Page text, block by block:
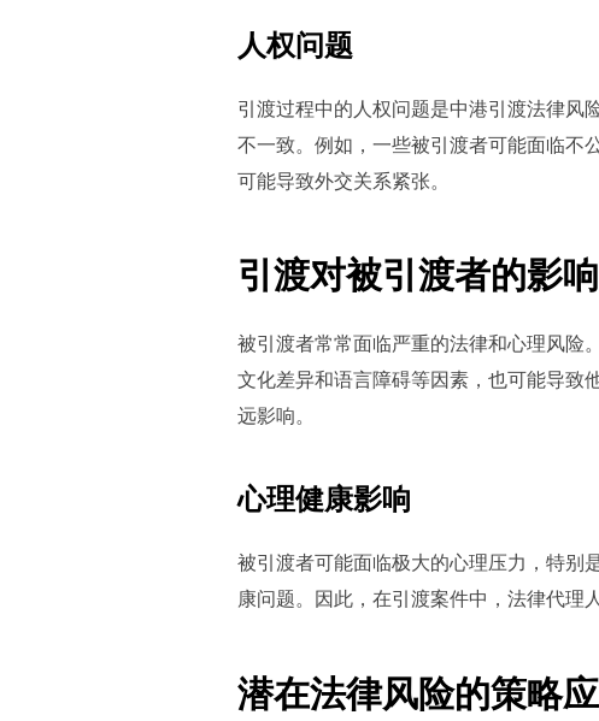
人权问题
引渡过程中的人权问题是中港引渡法律风
不一致。例如，一些被引渡者可能面临不
可能导致外交关系紧张。
引渡对被引渡者的影响
被引渡者常常面临严重的法律和心理风险
文化差异和语言障碍等因素，也可能导致
远影响。
心理健康影响
被引渡者可能面临极大的心理压力，特别
康问题。因此，在引渡案件中，法律代理
潜在法律风险的策略